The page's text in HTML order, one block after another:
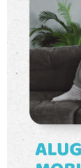
bem
praticidade para o
excelente
ambiente
funcional,
Dois
casal,
ambiente
box,